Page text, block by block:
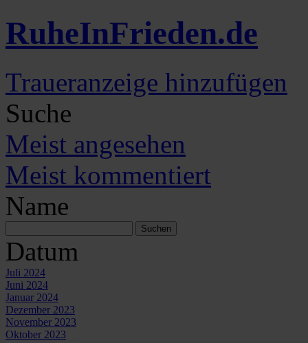
RuheInFrieden.de
Traueranzeige hinzufügen
Suche
Meist angesehen
Meist kommentiert
Name
Datum
Juli 2024
Juni 2024
Januar 2024
Dezember 2023
November 2023
Oktober 2023